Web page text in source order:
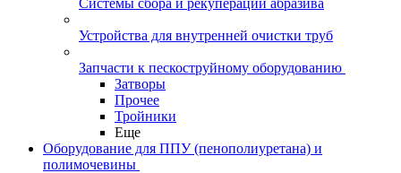
Системы сбора и рекуперации абразива
Устройства для внутренней очистки труб
Запчасти к пескоструйному оборудованию
Затворы
Прочее
Тройники
Еще
Оборудование для ППУ (пенополиуретана) и
полимочевины